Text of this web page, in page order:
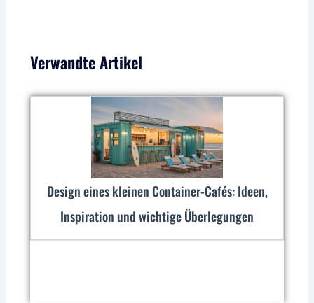
Verwandte Artikel
Design eines kleinen Container-Cafés: Ideen,
Inspiration und wichtige Überlegungen